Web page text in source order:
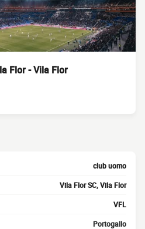
Flor - Vila Flor
club uomo
Vila Flor SC, Vila Flor
VFL
Portogallo